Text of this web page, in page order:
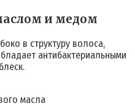
и медом
в структуру волоса,
антибактериальными
масла